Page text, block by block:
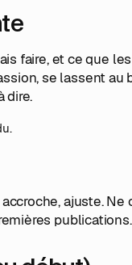
faire, et ce que
se lassent au
dire.
ajuste. Ne
publications.